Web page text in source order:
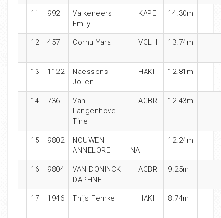
11 992
Valkeneers
Emily
KAPE 14.30m
12 457 Cornu Yara VOLH 13.74m
13 1122
Naessens
Jolien
HAKI 12.81m
14 736
Van
Langenhove
Tine
ACBR 12.43m
15 9802
NOUWEN
ANNELORE NA
12.24m
16 9804
VAN DONINCK
DAPHNE
ACBR 9.25m
17 1946 Thijs Femke HAKI 8.74m